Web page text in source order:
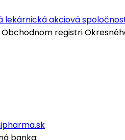
lekárnická akciová
registri
banka: